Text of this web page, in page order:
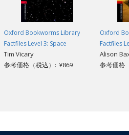
Oxford Bookworms Library
Factfiles Level 3: Space
Tim Vicary
参考価格（税込）: ¥869
Oxford
Factfiles
Alison
参考価格